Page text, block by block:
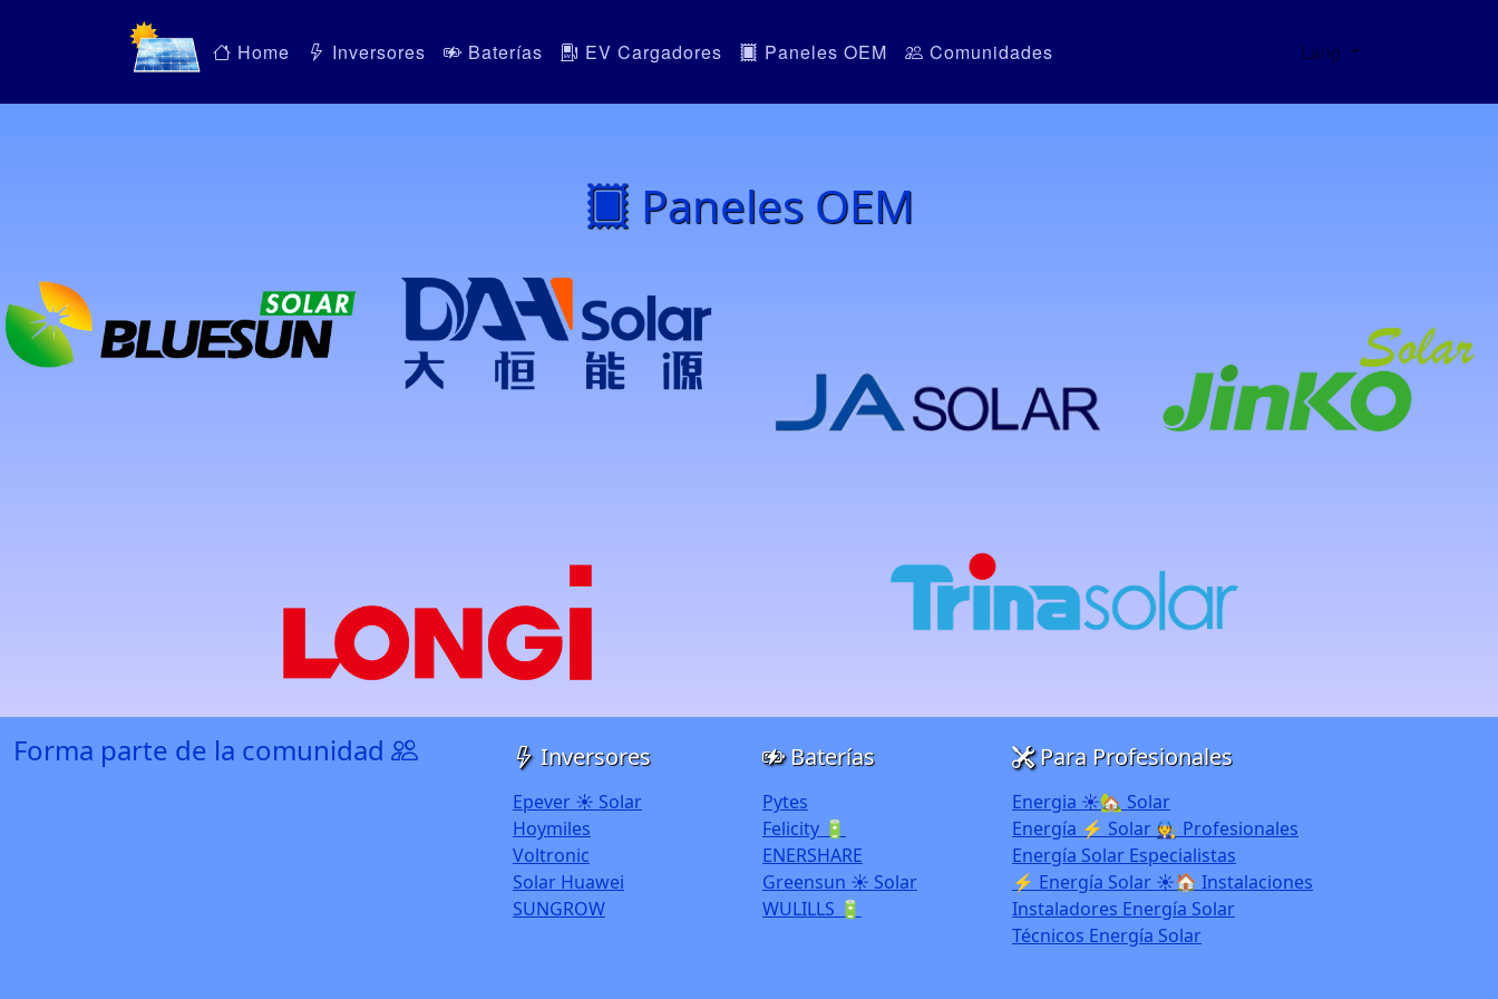
Home Inversores Baterías EV Cargadores Paneles OEM Comunidades Lang
Paneles OEM
Forma parte de la comunidad Inversores
Epever ☀️ Solar
Hoymiles
Voltronic
Solar Huawei
SUNGROW
Baterías
Pytes
Felicity 🔋
ENERSHARE
Greensun ☀️ Solar
WULILLS 🔋
Para Profesionales
Energia ☀️🏡 Solar
Energía ⚡ Solar 🧑‍🔧 Profesionales
Energía Solar Especialistas
⚡ Energía Solar ☀️🏠 Instalaciones
Instaladores Energía Solar
Técnicos Energía Solar